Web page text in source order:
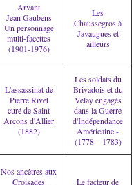
Arvant
Jean Gaubens
Un personnage
multi-facettes
(1901-1976)
Les
Chaussegros à
Javaugues et
ailleurs
L'assassinat de
Pierre Rivet
curé de Saint
Arcons d'Allier
(1882)
Les soldats du
Brivadois et du
Velay engagés
dans la Guerre
d'Indépendance
Américaine -
(1778 – 1783)
Nos ancêtres aux
Croisades
Le facteur de